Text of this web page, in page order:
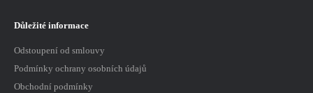
Důležité informace
Odstoupení od smlouvy
Podmínky ochrany osobních údajů
Obchodní podmínky